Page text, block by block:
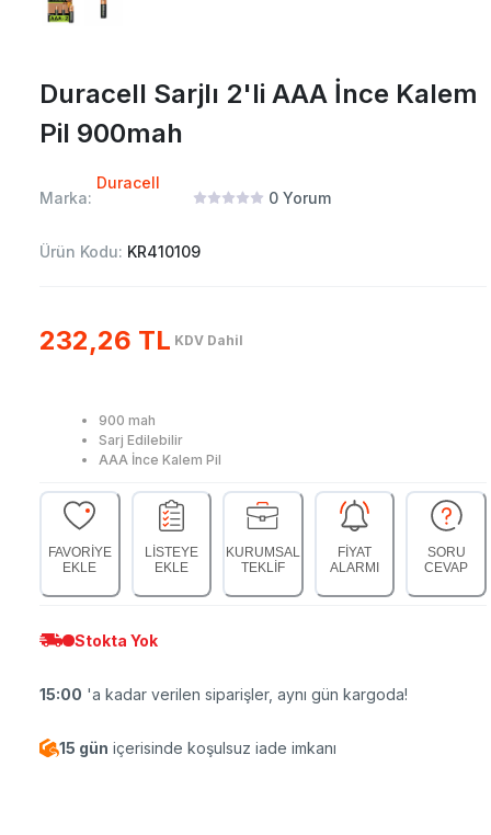
Duracell Sarjlı 2'li AAA İnce Kalem
Pil 900mah
Marka:
Duracell
0 Yorum
Ürün Kodu: KR410109
232,26 TL KDV Dahil
900 mah
Sarj Edilebilir
AAA İnce Kalem Pil
FAVORİYE
EKLE
LİSTEYE
EKLE
KURUMSAL
TEKLİF
FİYAT
ALARMI
SORU
CEVAP
Stokta Yok
15:00 'a kadar verilen siparişler, aynı gün kargoda!
15 gün içerisinde koşulsuz iade imkanı